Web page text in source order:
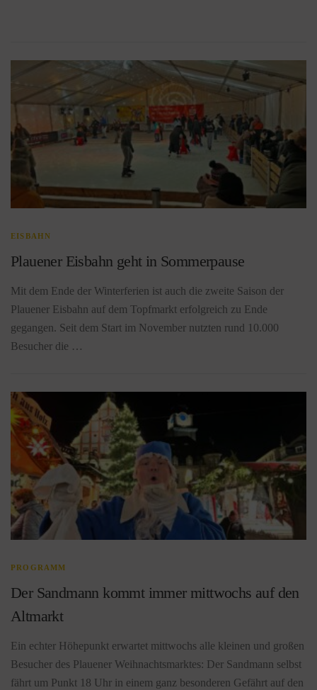
EISBAHN
Plauener Eisbahn geht in Sommerpause
Mit dem Ende der Winterferien ist auch die zweite Saison der
Plauener Eisbahn auf dem Topfmarkt erfolgreich zu Ende
gegangen. Seit dem Start im November nutzten rund 10.000
Besucher die …
PROGRAMM
Der Sandmann kommt immer mittwochs auf den
Altmarkt
Ein echter Höhepunkt erwartet mittwochs alle kleinen und großen
Besucher des Plauener Weihnachtsmarktes: Der Sandmann selbst
fährt um Punkt 18 Uhr in einem ganz besonderen Gefährt auf den